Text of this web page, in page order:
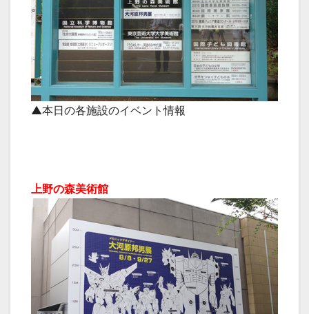
▲本日の各施設のイベント情報
上野の森美術館